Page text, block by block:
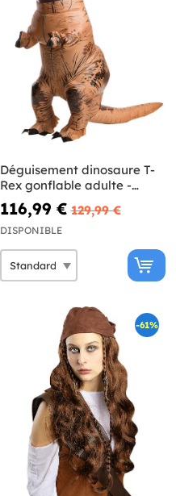
Déguisement dinosaure T-
Rex gonflable adulte -
Jurassic World
116,99 € 129,99 €
DISPONIBLE
-61%